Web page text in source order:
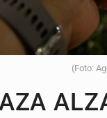
(Foto: